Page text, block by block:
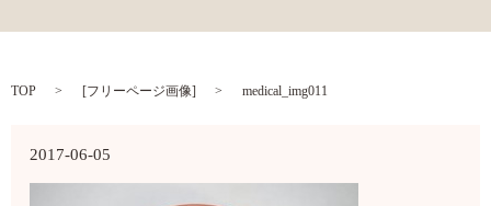
TOP [フリーページ画像] medical_img011
2017-06-05